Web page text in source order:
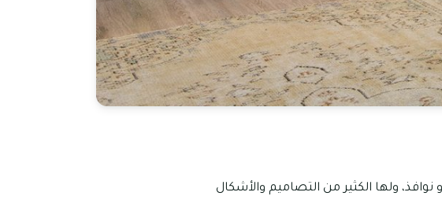
ولها الكثير من التصاميم والأشكال